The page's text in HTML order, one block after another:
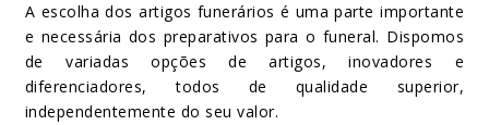
A escolha dos artigos funerários é uma parte importante
e necessária dos preparativos para o funeral. Dispomos
de variadas opções de artigos, inovadores e
diferenciadores, todos de qualidade superior,
independentemente do seu valor.